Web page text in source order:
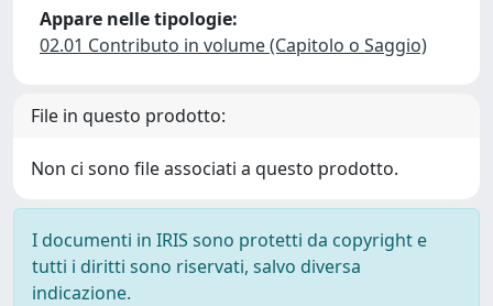
Appare nelle tipologie:
02.01 Contributo in volume (Capitolo o Saggio)
File in questo prodotto:
Non ci sono file associati a questo prodotto.
I documenti in IRIS sono protetti da copyright e
tutti i diritti sono riservati, salvo diversa
indicazione.